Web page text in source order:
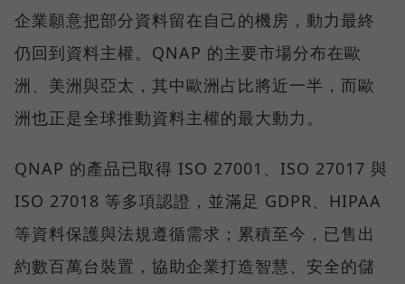
企業願意把部分資料留在自己的機房，動力最終
仍回到資料主權。QNAP 的主要市場分布在歐
洲、美洲與亞太，其中歐洲占比將近一半，而歐
洲也正是全球推動資料主權的最大動力。
QNAP 的產品已取得 ISO 27001、ISO 27017 與
ISO 27018 等多項認證，並滿足 GDPR、HIPAA
等資料保護與法規遵循需求；累積至今，已售出
約數百萬台裝置，協助企業打造智慧、安全的儲